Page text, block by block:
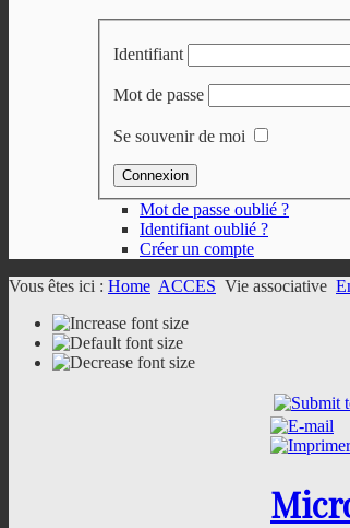
Identifiant
Mot de passe
Se souvenir de moi
Mot de passe oublié ?
Identifiant oublié ?
Créer un compte
Vous êtes ici : Home ACCES Vie associative